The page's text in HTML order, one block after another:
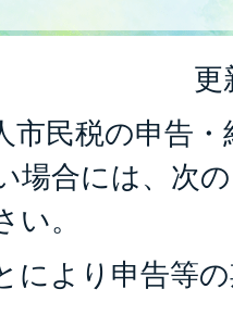
更
市民税の申告
場合には、次
。
により申告等